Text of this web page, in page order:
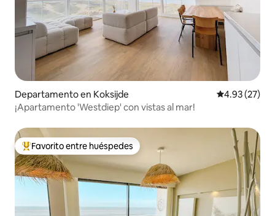
Departamento en Koksijde Calificación
4.93 (27)
¡Apartamento 'Westdiep' con vistas al mar!
De los mejores en Favorito entre huéspedes
Favorito entre huéspedes